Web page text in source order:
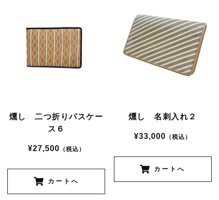
燻し 二つ折りパスケー
ス６
¥27,500 （税込）
カートへ
燻し 名刺入れ２
¥33,000 （税込）
カートへ